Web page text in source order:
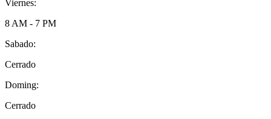
Viernes:
8 AM - 7 PM
Sabado:
Cerrado
Doming:
Cerrado